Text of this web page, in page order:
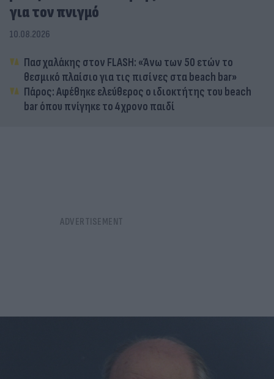
για τον πνιγμό
10.08.2026
Πασχαλάκης στον FLASH: «Άνω των 50 ετών το
θεσμικό πλαίσιο για τις πισίνες στα beach bar»
Πάρος: Αφέθηκε ελεύθερος ο ιδιοκτήτης του beach
bar όπου πνίγηκε το 4χρονο παιδί